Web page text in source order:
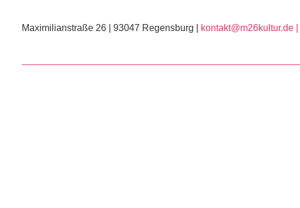
Maximilianstraße 26 | 93047 Regensburg | kontakt@m26kultur.de |